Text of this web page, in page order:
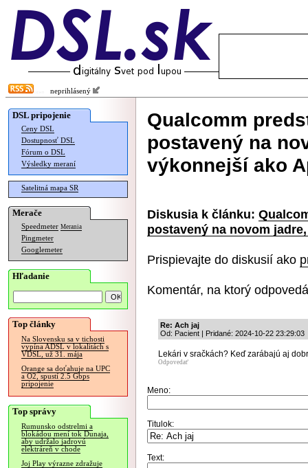
neprihlásený
DSL pripojenie
Ceny DSL
Dostupnosť DSL
Fórum o DSL
Výsledky meraní
Satelitná mapa SR
Merače
Speedmeter Merania
Pingmeter
Googlemeter
Hľadanie
Top články
Na Slovensku sa v tichosti
vypína ADSL v lokalitách s
VDSL, už 31. mája
Orange sa doťahuje na UPC
a O2, spustí 2.5 Gbps
pripojenie
Top správy
Rumunsko odstrelmi a
blokádou mení tok Dunaja,
aby udržalo jadrovú
elektráreň v chode
Joj Play výrazne zdražuje
Qualcomm
postavený na
výkonnejší ako
Diskusia k článku:
postavený na novom
Prispievajte do diskusií ako
Komentár, na ktorý
Re: Ach jaj
Od: Pacient | Pridané: 2024-10-22 23:29:03
Lekári v sračkách? Keď zarábajú aj
Odpovedať
Meno:
Titulok:
Text: